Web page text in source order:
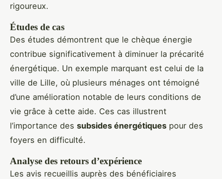
rigoureux.
Études de cas
Des études démontrent que le chèque énergie
contribue significativement à diminuer la précarité
énergétique. Un exemple marquant est celui de la
ville de Lille, où plusieurs ménages ont témoigné
d’une amélioration notable de leurs conditions de
vie grâce à cette aide. Ces cas illustrent
l’importance des subsides énergétiques pour des
foyers en difficulté.
Analyse des retours d’expérience
Les avis recueillis auprès des bénéficiaires